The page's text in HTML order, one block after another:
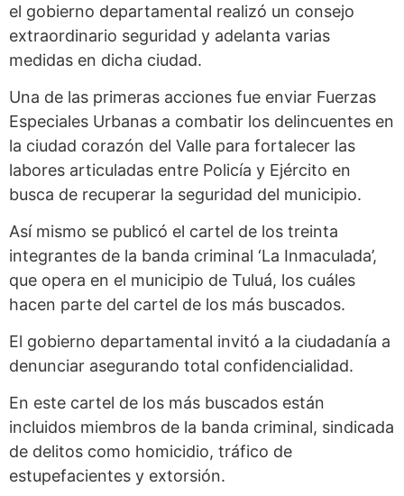
el gobierno departamental realizó un consejo
extraordinario seguridad y adelanta varias
medidas en dicha ciudad.
Una de las primeras acciones fue enviar Fuerzas
Especiales Urbanas a combatir los delincuentes en
la ciudad corazón del Valle para fortalecer las
labores articuladas entre Policía y Ejército en
busca de recuperar la seguridad del municipio.
Así mismo se publicó el cartel de los treinta
integrantes de la banda criminal ‘La Inmaculada’,
que opera en el municipio de Tuluá, los cuáles
hacen parte del cartel de los más buscados.
El gobierno departamental invitó a la ciudadanía a
denunciar asegurando total confidencialidad.
En este cartel de los más buscados están
incluidos miembros de la banda criminal, sindicada
de delitos como homicidio, tráfico de
estupefacientes y extorsión.